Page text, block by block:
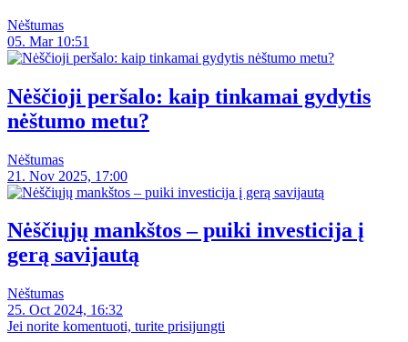
Nėštumas
05. Mar 10:51
Nėščioji peršalo: kaip tinkamai gydytis
nėštumo metu?
Nėštumas
21. Nov 2025, 17:00
Nėščiųjų mankštos – puiki investicija į
gerą savijautą
Nėštumas
25. Oct 2024, 16:32
Jei norite komentuoti, turite prisijungti